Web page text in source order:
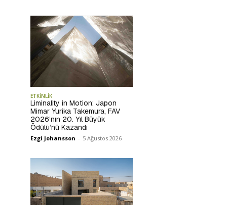
ETKİNLİK
Liminality in Motion: Japon
Mimar Yurika Takemura, FAV
2026’nın 20. Yıl Büyük
Ödülü’nü Kazandı
Ezgi Johansson - 5 Ağustos 2026